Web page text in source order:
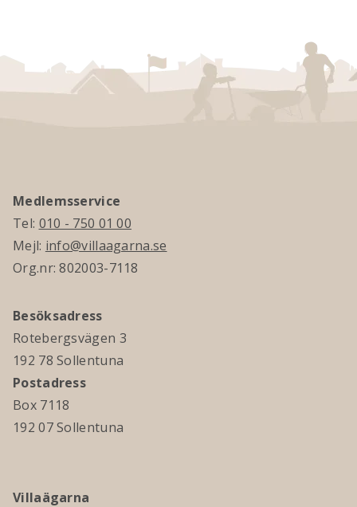
Medlemsservice
Tel: 010 - 750 01 00
Mejl: info@villaagarna.se
Org.nr: 802003-7118
Besöksadress
Rotebergsvägen 3
192 78 Sollentuna
Postadress
Box 7118
192 07 Sollentuna
Villaägarna